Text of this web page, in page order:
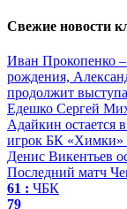
Свежие новости
Иван Прокопенко
рождения,
продолжит
Едешко Сергей
Адайкин остается
игрок БК «Химки»
Денис Викентьев
Последний матч
61 : ЧБК
79